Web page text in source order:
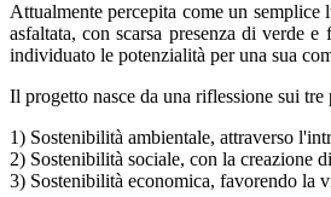
Attualmente percepita come un
asfaltata, con scarsa presenza di verde
individuato le potenzialità per una sua
Il progetto nasce da una riflessione sui
1) Sostenibilità ambientale, attraverso
2) Sostenibilità sociale, con la creazione
3) Sostenibilità economica, favorendo la